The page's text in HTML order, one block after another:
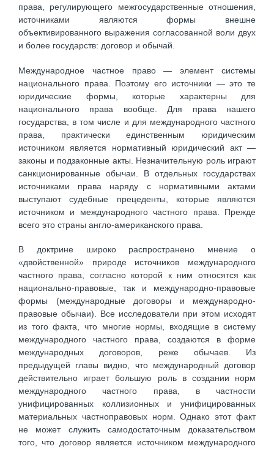
права, регулирующего межгосударственные отношения,
источниками являются формы внешне
объективированного выражения согласованной воли двух
и более государств: договор и обычай.
Международное частное право — элемент системы
национального права. Поэтому его источники — это те
юридические формы, которые характерны для
национального права вообще. Для права нашего
государства, в том числе и для международного частного
права, практически единственным юридическим
источником является нормативный юридический акт —
законы и подзаконные акты. Незначительную роль играют
санкционированные обычаи. В отдельных государствах
источниками права наряду с нормативными актами
выступают судебные прецеденты, которые являются
источником и международного частного права. Прежде
всего это страны англо-американского права.
В доктрине широко распространено мнение о
«двойственной» природе источников международного
частного права, согласно которой к ним относятся как
национально-правовые, так и международно-правовые
формы (международные договоры и международно-
правовые обычаи). Все исследователи при этом исходят
из того факта, что многие нормы, входящие в систему
международного частного права, создаются в форме
международных договоров, реже обычаев. Из
предыдущей главы видно, что международный договор
действительно играет большую роль в создании норм
международного частного права, в частности
унифицированных коллизионных и унифицированных
материальных частноправовых норм. Однако этот факт
не может служить самодостаточным доказательством
того, что договор является источником международного